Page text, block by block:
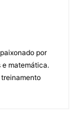
por
matemática.